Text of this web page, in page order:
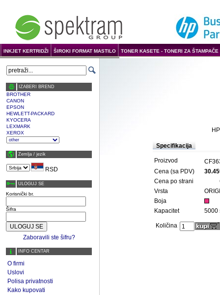
INKJET KERTRIDŽI ŠIROKI FORMAT MASTILO TONER KASETE - TONERI ZA
IZABERI BREND
BROTHER
CANON
EPSON
HEWLETT-PACKARD
KYOCERA
LEXMARK
XEROX
Zemlja / јezik
RSD
ULOGUJ SE
Korisnički br.
Šifra
Zaboravili ste šifru?
INFO CENTAR
O firmi
Uslovi
Polisa privatnosti
Kako kupovati
Specifikacija
Proizvod
Cena (sa PDV)
Cena po strani
Vrsta
Boja
Kapacitet
5000
Količina